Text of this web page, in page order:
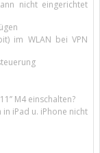
nicht eingerichtet
im WLAN bei VPN
M4 einschalten?
iPad u. iPhone nicht